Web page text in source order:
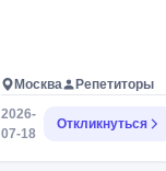
Москва
Репетиторы
2026-
07-18
Откликнуться